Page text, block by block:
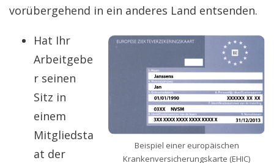
vorübergehend in ein anderes Land entsenden.
Beispiel einer europäischen
Krankenversicherungskarte (EHIC)
Hat Ihr
Arbeitgebe
r seinen
Sitz in
einem
Mitgliedsta
at der